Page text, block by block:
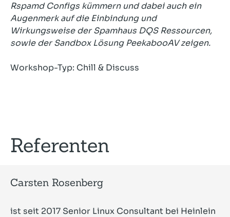
Rspamd Configs kümmern und dabei auch ein
Augenmerk auf die Einbindung und
Wirkungsweise der Spamhaus DQS Ressourcen,
sowie der Sandbox Lösung PeekabooAV zeigen.
Workshop-Typ: Chill & Discuss
Referenten
Carsten Rosenberg
ist seit 2017 Senior Linux Consultant bei Heinlein